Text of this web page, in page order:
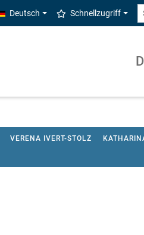
Deutsch Schnellzugriff
VERENA IVERT-STOLZ